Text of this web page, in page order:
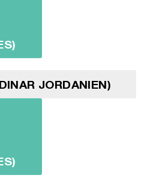
JORDANIEN)